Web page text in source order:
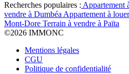
Recherches populaires : Appartement
vendre à Dumbéa Appartement à
Mont-Dore Terrain à vendre à Païta
©2026 IMMONC
Mentions légales
CGU
Politique de confidentialité